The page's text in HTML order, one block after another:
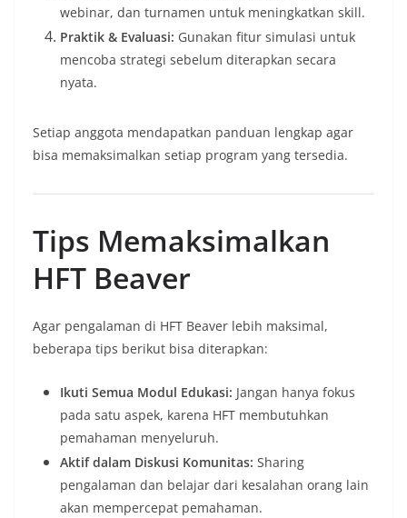
webinar, dan turnamen untuk meningkatkan skill.
Praktik & Evaluasi: Gunakan fitur simulasi untuk
mencoba strategi sebelum diterapkan secara
nyata.
Setiap anggota mendapatkan panduan lengkap agar
bisa memaksimalkan setiap program yang tersedia.
Tips Memaksimalkan
HFT Beaver
Agar pengalaman di HFT Beaver lebih maksimal,
beberapa tips berikut bisa diterapkan:
Ikuti Semua Modul Edukasi: Jangan hanya fokus
pada satu aspek, karena HFT membutuhkan
pemahaman menyeluruh.
Aktif dalam Diskusi Komunitas: Sharing
pengalaman dan belajar dari kesalahan orang lain
akan mempercepat pemahaman.